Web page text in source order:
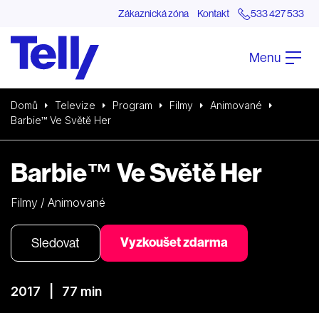
Zákaznická zóna Kontakt 533 427 533
Menu
Domů Televize Program Filmy
Animované
Barbie™ Ve Světě Her
Barbie™ Ve Světě Her
Filmy / Animované
Sledovat Vyzkoušet zdarma
2017 | 77 min